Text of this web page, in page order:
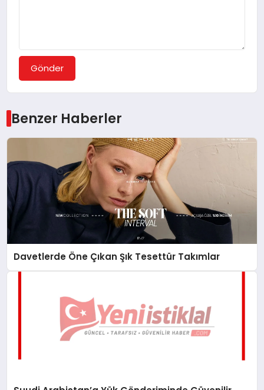
Gönder
Benzer Haberler
Davetlerde Öne Çıkan Şık Tesettür Takımlar